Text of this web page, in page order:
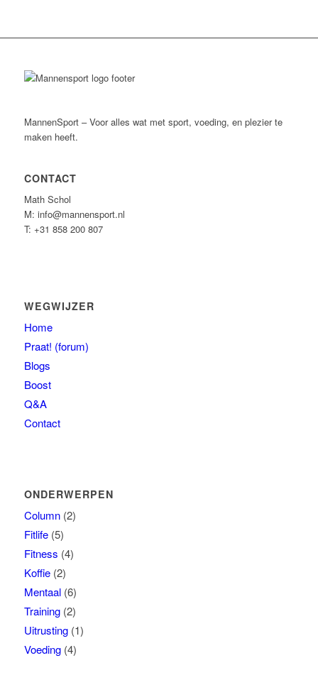
MannenSport – Voor alles wat met sport, voeding, en plezier te
maken heeft.
CONTACT
Math Schol
M: info@mannensport.nl
T: +31 858 200 807
WEGWIJZER
Home
Praat! (forum)
Blogs
Boost
Q&A
Contact
ONDERWERPEN
Column(2)
Fitlife(5)
Fitness (4)
Koffie(2)
Mentaal(6)
Training(2)
Uitrusting(1)
Voeding(4)